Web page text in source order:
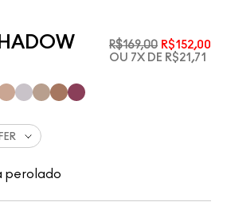
R$169,00 R$152,00
OU 7X DE R$21,71
perolado